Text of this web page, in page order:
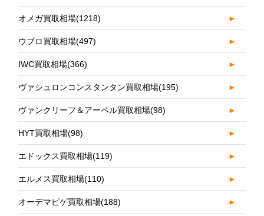
オメガ買取相場(1218) ►
ウブロ買取相場(497) ►
IWC買取相場(366) ►
ヴァシュロンコンスタンタン買取相場(195) ►
ヴァンクリーフ＆アーペル買取相場(98) ►
HYT買取相場(98) ►
エドックス買取相場(119) ►
エルメス買取相場(110) ►
オーデマピゲ買取相場(188) ►